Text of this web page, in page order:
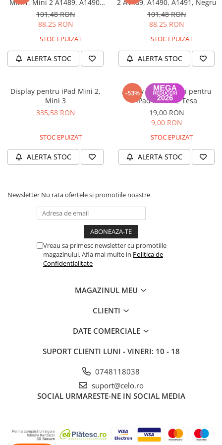
A2251 (Retina 13” 2020)
A2289 (Retina 13” 2020)
A2338 (M1/M2 13” 2020-2022)
A2442 (M1 14” 2021)
A2485 (M1 16” 2021)
A2918 (M3 14” 2023)
A2992 (M3 14” 2023)
Top Piese Mac
Baterii MacBook
Incarcatoare MacBook
MacBook Air
A1369 (13” 2010-2011)
A1466 (13” 2012-2017)
A1932 (13” 2018-2019)
A3113 (M3 13” 2024)
MacBook Pro
A1278 (Unibody 13” 2009-2012)
A1286 (Unibody 15” 2008-2012)
A1297 (Unibody 17” 2009-2011)
A1534 (Retina 12” 2015-2017)
Mini1, Mini 2 A1489, A1490,
A1491, Alb
101,48 RON
88,25 RON
STOC EPUIZAT
ALERTA STOC
2 A1489, A1490, A1491, Negru
101,48 RON
88,25 RON
STOC EPUIZAT
ALERTA STOC
Display pentru iPad Mini 2,
Mini 3
335,58 RON
STOC EPUIZAT
ALERTA STOC
-53%
Adeziv touchscreen pentru
iPad Mini 1/2 Tesa
19,00 RON
9,00 RON
STOC EPUIZAT
ALERTA STOC
Newsletter Nu rata ofertele si promotiile noastre
Vreau sa primesc newsletter cu promotiile
magazinului. Afla mai multe in Politica de
Confidentialitate
MAGAZINUL MEU
CLIENTI
DATE COMERCIALE
SUPORT CLIENTI LUNI - VINERI: 10 - 18
0748118038
suport@celo.ro
SOCIAL URMARESTE-NE IN SOCIAL MEDIA